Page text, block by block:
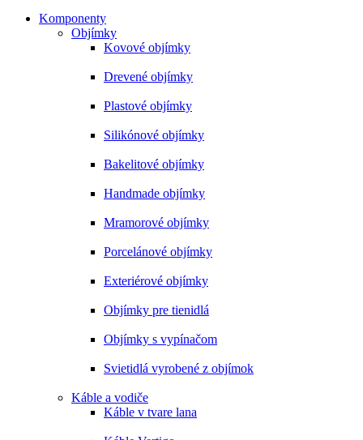
Komponenty
Objímky
Kovové objímky
Drevené objímky
Plastové objímky
Silikónové objímky
Bakelitové objímky
Handmade objímky
Mramorové objímky
Porcelánové objímky
Exteriérové objímky
Objímky pre tienidlá
Objímky s vypínačom
Svietidlá vyrobené z objímok
Káble a vodiče
Káble v tvare lana